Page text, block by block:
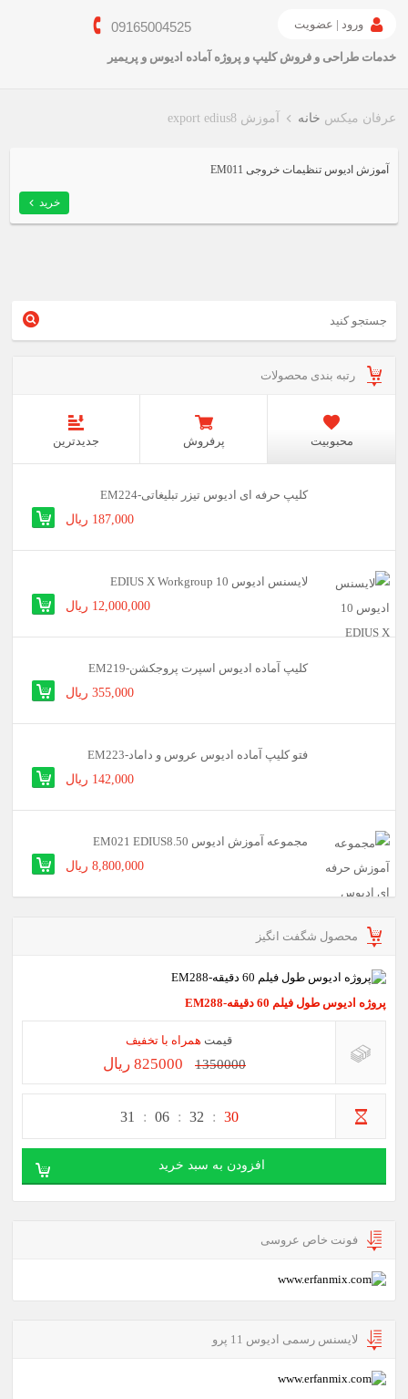
ورود | عضویت 09165004525
خدمات طراحی و فروش کلیپ و پروژه آماده ادیوس و پریمیر
عرفان میکس خانه آموزش export edius8
آموزش ادیوس تنظیمات خروجی EM011
خرید
رتبه بندی محصولات
محبوبیت پرفروش جدیدترین
کلیپ حرفه ای ادیوس تیزر تبلیغاتی-EM224
187,000 ریال
لایسنس ادیوس 10 EDIUS X Workgroup
12,000,000 ریال
کلیپ آماده ادیوس اسپرت پروجکشن-EM219
355,000 ریال
فتو کلیپ آماده ادیوس عروس و داماد-EM223
142,000 ریال
مجموعه آموزش ادیوس EM021 EDIUS8.50
8,800,000 ریال
محصول شگفت انگیز
پروژه ادیوس طول فیلم 60 دقیقه-EM288
قیمت همراه با تخفیف
1350000 825000 ریال
31 06 32 30
افزودن به سبد خرید
فونت خاص عروسی
لایسنس رسمی ادیوس 11 پرو